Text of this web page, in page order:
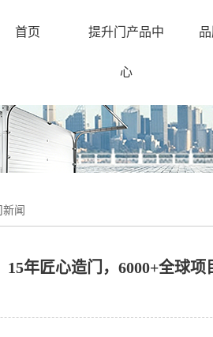
首页 提升门产品中
心
新闻
年匠心造门，6000+全球项